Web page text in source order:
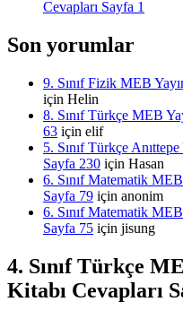
Cevapları Sayfa 1
Son yorumlar
9. Sınıf Fizik MEB
için Helin
8. Sınıf Türkçe MEB
63 için elif
5. Sınıf Türkçe
Sayfa 230 için Hasan
6. Sınıf Matematik
Sayfa 79 için anonim
6. Sınıf Matematik
Sayfa 75 için jisung
4. Sınıf Türkçe
Kitabı Cevapları